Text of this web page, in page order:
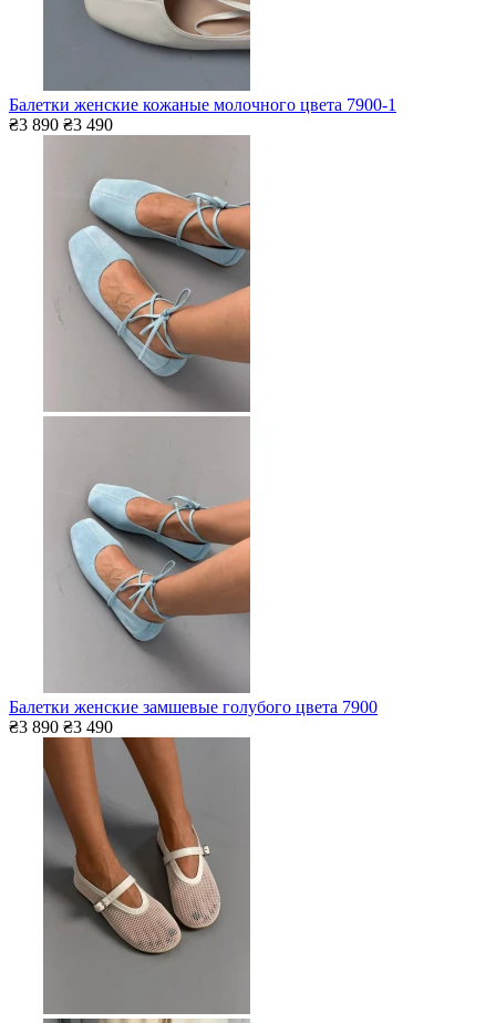
Балетки женские кожаные молочного цвета 7900-1
₴3 890 ₴3 490
Балетки женские замшевые голубого цвета 7900
₴3 890 ₴3 490